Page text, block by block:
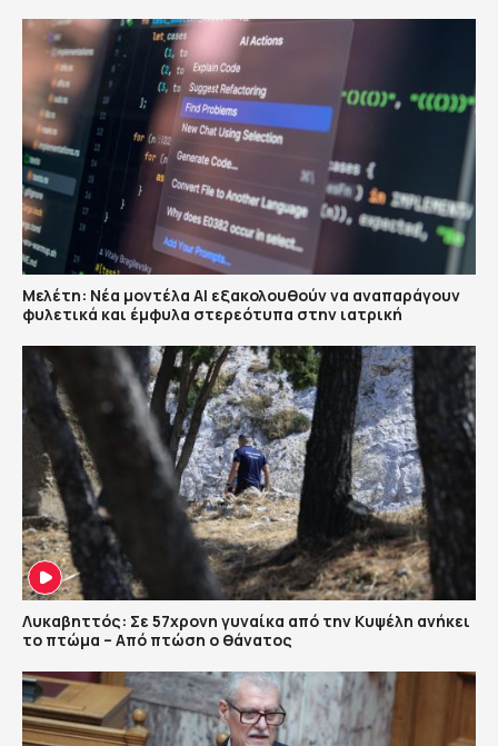
Μελέτη: Νέα μοντέλα ΑΙ εξακολουθούν να αναπαράγουν
φυλετικά και έμφυλα στερεότυπα στην ιατρική
Λυκαβηττός: Σε 57χρονη γυναίκα από την Κυψέλη ανήκει
το πτώμα – Από πτώση ο θάνατος